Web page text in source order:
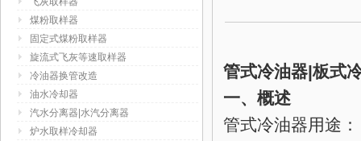
煤粉取样器
固定式煤粉取样器
旋流式飞灰等速取样器
冷油器换管改造
油水冷却器
汽水分离器|水汽分离器
炉水取样冷却器
管式冷油器|板式
一、概述
管式冷油器用途：